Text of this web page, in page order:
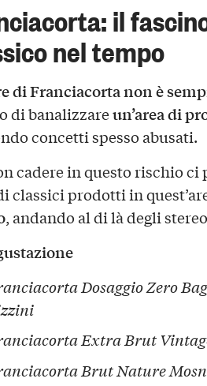
il
nel tempo
di Franciacorta non è
di banalizzareun’area di
concetti spesso abusati.
cadere in questo rischio ci
classici prodotti in
, andando al di là degli
Dosaggio Zero
Extra Brut
Brut Nature